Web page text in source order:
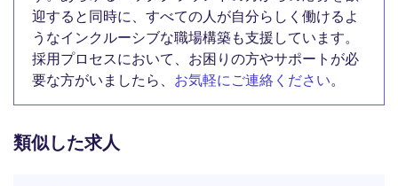
迎すると同時に、すべての人が自分らしく働けるよ
うなインクルーシブな職場構築も支援しています。
採用プロセスにおいて、お困りの方やサポートが必
要な方がいましたら、 お気軽にご連絡ください。
類似した求人